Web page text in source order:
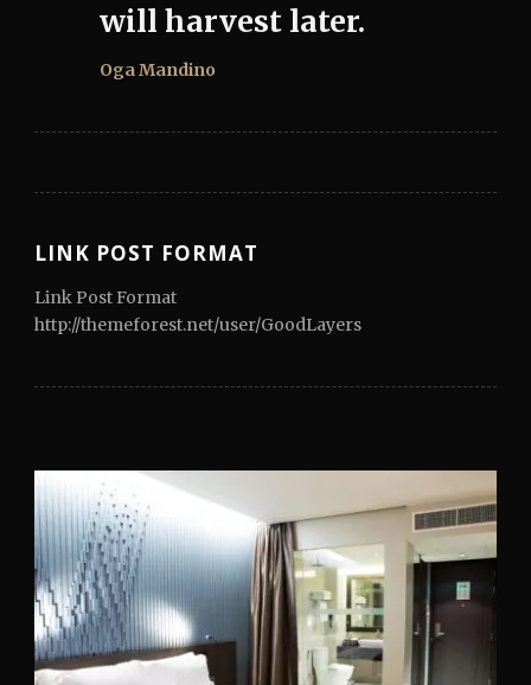
will harvest later.
Oga Mandino
LINK POST FORMAT
Link Post Format
http://themeforest.net/user/GoodLayers